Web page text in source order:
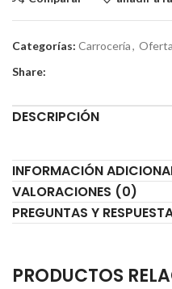
Categorías: Carrocería,
Share:
DESCRIPCIÓN
INFORMACIÓN
VALORACIONES (0)
PREGUNTAS Y
PRODUCTOS